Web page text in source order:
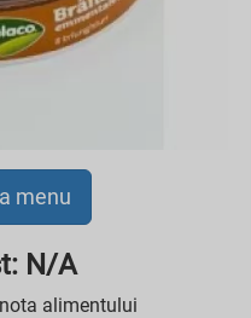
menu
N/A
alimentului